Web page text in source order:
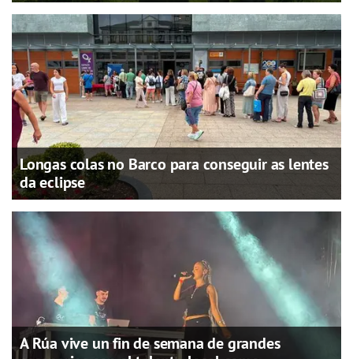
Longas colas no Barco para conseguir as lentes
da eclipse
A Rúa vive un fin de semana de grandes